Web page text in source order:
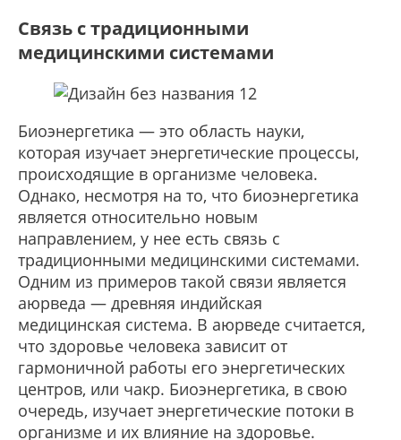
Связь с традиционными
медицинскими системами
Биоэнергетика — это область науки,
которая изучает энергетические процессы,
происходящие в организме человека.
Однако, несмотря на то, что биоэнергетика
является относительно новым
направлением, у нее есть связь с
традиционными медицинскими системами.
Одним из примеров такой связи является
аюрведа — древняя индийская
медицинская система. В аюрведе считается,
что здоровье человека зависит от
гармоничной работы его энергетических
центров, или чакр. Биоэнергетика, в свою
очередь, изучает энергетические потоки в
организме и их влияние на здоровье.